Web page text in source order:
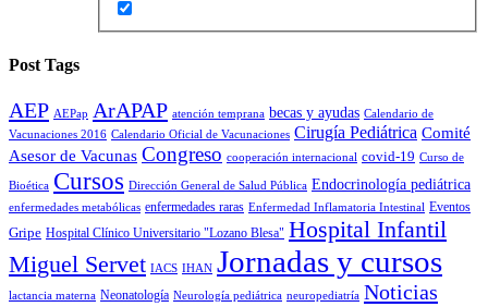
Post Tags
AEP AEPap ArAPAP atención temprana becas y ayudas Calendario de
Vacunaciones 2016 Calendario Oficial de Vacunaciones Cirugía Pediátrica Comité
Asesor de Vacunas Congreso cooperación internacional covid-19 Curso de
Bioética Cursos Dirección General de Salud Pública Endocrinología pediátrica
enfermedades metabólicas enfermedades raras Enfermedad Inflamatoria Intestinal Eventos
Gripe Hospital Clínico Universitario "Lozano Blesa" Hospital Infantil
Miguel Servet IACS IHAN Jornadas y cursos
lactancia materna Neonatología Neurología pediátrica neuropediatría Noticias